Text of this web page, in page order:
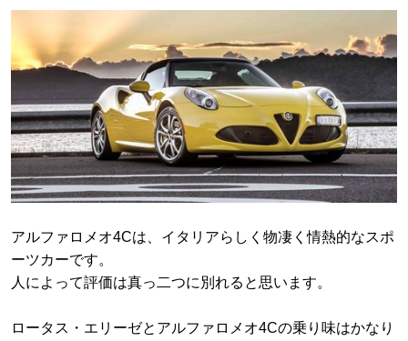
アルファロメオ4Cは、イタリアらしく物凄く情熱的なスポ
ーツカーです。
人によって評価は真っ二つに別れると思います。
ロータス・エリーゼとアルファロメオ4Cの乗り味はかなり